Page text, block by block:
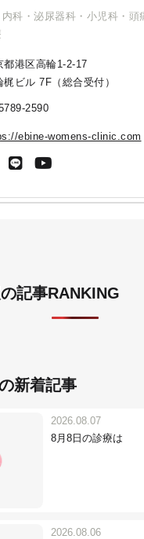
科・泌尿器科・小児科・頭
都港区高輪1-2-17
梶ビル 7F（総合受付）
2590
ebine-womens-clinic.com
記事RANKING
新着記事
2026.08.07
8月8日の診療は
2026.08.06